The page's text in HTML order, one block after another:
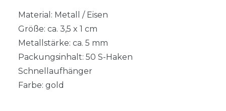
Material: Metall / Eisen
Größe: ca. 3,5 x 1 cm
Metallstärke: ca. 5 mm
Packungsinhalt: 50 S-Haken
Schnellaufhänger
Farbe: gold